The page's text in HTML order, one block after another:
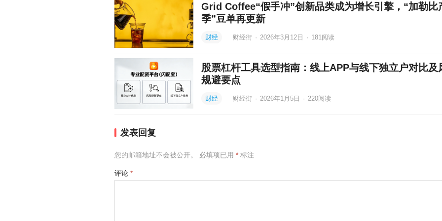
Grid Coffee“假手冲”创新品类成为增长引擎，“加勒比
季”豆单再更新
财经 财经街 · 2026年3月12日 · 181 阅读
股票杠杆工具选型指南：线上APP与线下独立户对比及
规避要点
财经 财经街 · 2026年1月5日 · 220阅读
发表回复
您的邮箱地址不会被公开。 必填项已用 * 标注
评论 *